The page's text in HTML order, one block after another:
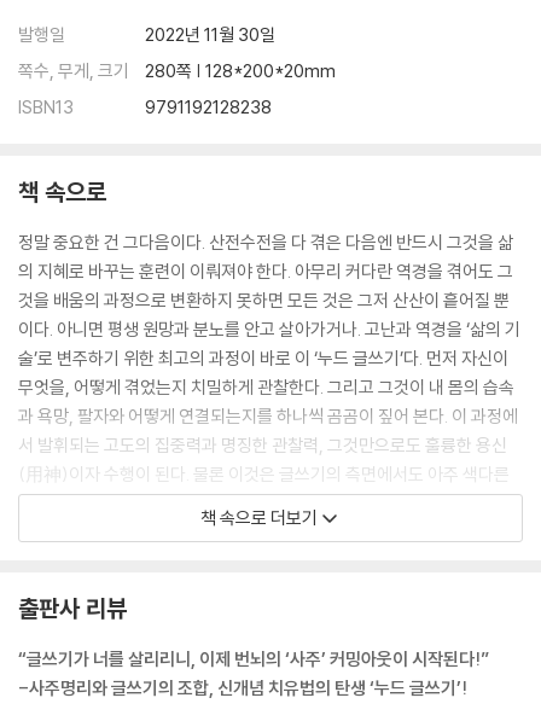
발행일
2022년 11월 30일
쪽수, 무게, 크기
280쪽 | 128*200*20mm
ISBN13
9791192128238
책 속으로
정말 중요한 건 그다음이다. 산전수전을 다 겪은 다음엔 반드시 그것을 삶
의 지혜로 바꾸는 훈련이 이뤄져야 한다. 아무리 커다란 역경을 겪어도 그
것을 배움의 과정으로 변환하지 못하면 모든 것은 그저 산산이 흩어질 뿐
이다. 아니면 평생 원망과 분노를 안고 살아가거나. 고난과 역경을 ‘삶의 기
술’로 변주하기 위한 최고의 과정이 바로 이 ‘누드 글쓰기’다. 먼저 자신이
무엇을, 어떻게 겪었는지 치밀하게 관찰한다. 그리고 그것이 내 몸의 습속
과 욕망, 팔자와 어떻게 연결되는지를 하나씩 곰곰이 짚어 본다. 이 과정에
서 발휘되는 고도의 집중력과 명징한 관찰력, 그것만으로도 훌륭한 용신
(用神)이자 수행이 된다. 물론 이것은 글쓰기의 측면에서도 아주 색다른
장르에 해당한다. 어떤 인생이든 다 하나의 ‘서사시’ 혹은 ‘드라마’가 될 수
있음을 보여 주는 표현형식이다.
흔히 자기 사주에 좋은 운이 얼마나 있는지 혹은 좋은 운은 언제 들어오는
지 관심이 많다. 그리고 그 기대를 사주임상가의 말에 의존한다. 이것은 자
기 운명을 대하는 좋은 태도가 아니다. 모든 과정이 생략된 채, 결과적으로
돈이 언제 들어오는지, 애인은 언제 생기고 건강은 어떤지를 묻는 것은 자
책 속으로 더보기
출판사 리뷰
“글쓰기가 너를 살리리니, 이제 번뇌의 ‘사주’ 커밍아웃이 시작된다!”
-사주명리와 글쓰기의 조합, 신개념 치유법의 탄생 ‘누드 글쓰기’!